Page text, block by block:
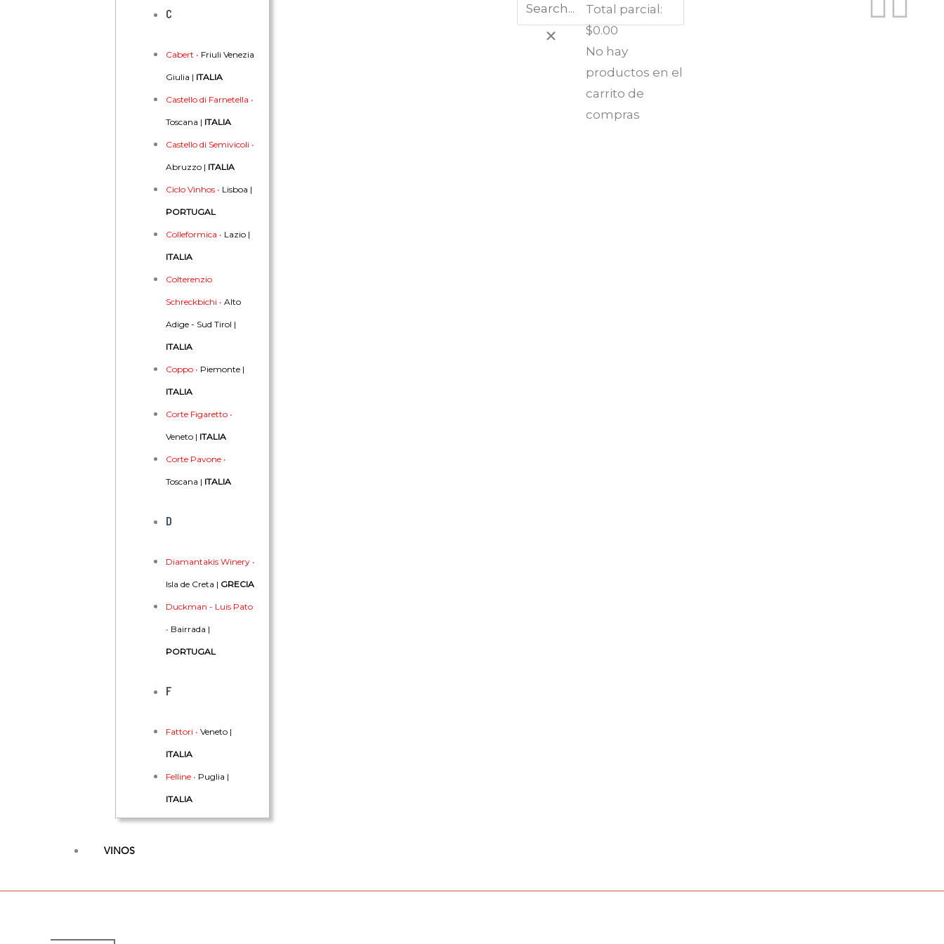
C
Cabert • Friuli Venezia
Giulia | ITALIA
Castello di Farnetella •
Toscana | ITALIA
Castello di Semivicoli •
Abruzzo | ITALIA
Ciclo Vinhos• Lisboa |
PORTUGAL
Colleformica • Lazio |
ITALIA
Colterenzio
Schreckbichi • Alto
Adige - Sud Tirol |
ITALIA
Coppo• Piemonte |
ITALIA
Corte Figaretto•
Veneto | ITALIA
Corte Pavone•
Toscana | ITALIA
D
Diamantakis Winery•
Isla de Creta | GRECIA
Duckman - Luis Pato
• Bairrada |
PORTUGAL
F
Fattori • Veneto |
ITALIA
Felline• Puglia |
ITALIA
Felsina•Toscana |
Toscana |ITALIA
VINOS
Total parcial:
$0.00
No hay
productos en el
carrito de
compras